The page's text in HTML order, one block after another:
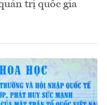
trị quốc gia